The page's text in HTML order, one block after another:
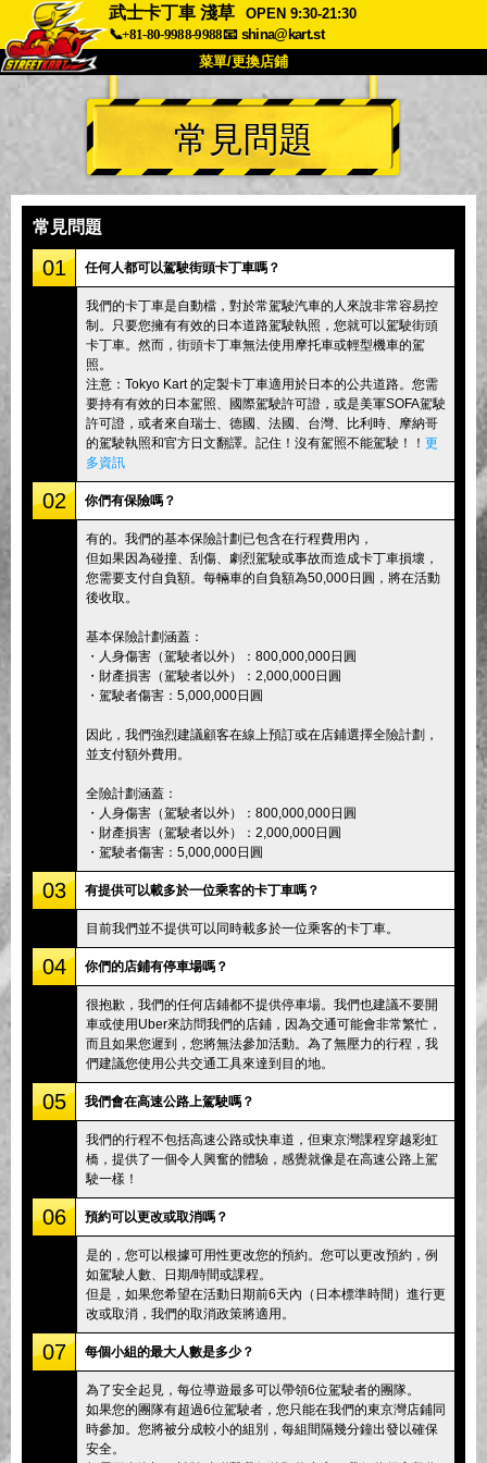
武士卡丁車 淺草
OPEN 9:30-21:30
📞+81-80-9988-9988📧 shina@kart.st
菜單/更換店鋪
首頁
關於我們 規格 價格
顧客評價
公司
更換店鋪
東京 品川 #1 東京 秋葉原 #1
東京 秋葉原 #2 東京 澀谷
東京 澀谷分店
東京 淺草 大阪
沖繩
常見問題
常見問題
01 任何人都可以駕駛街頭卡丁車嗎？
我們的卡丁車是自動檔，對於常駕駛汽車的人來說非常容易控
制。只要您擁有有效的日本道路駕駛執照，您就可以駕駛街頭
卡丁車。然而，街頭卡丁車無法使用摩托車或輕型機車的駕
照。
注意：Tokyo Kart 的定製卡丁車適用於日本的公共道路。您需
要持有有效的日本駕照、國際駕駛許可證，或是美軍SOFA駕駛
許可證，或者來自瑞士、德國、法國、台灣、比利時、摩納哥
的駕駛執照和官方日文翻譯。記住！沒有駕照不能駕駛！！ 更
多資訊
02 你們有保險嗎？
有的。我們的基本保險計劃已包含在行程費用內，
但如果因為碰撞、刮傷、劇烈駕駛或事故而造成卡丁車損壞，
您需要支付自負額。每輛車的自負額為50,000日圓，將在活動
後收取。
基本保險計劃涵蓋：
・人身傷害（駕駛者以外）：800,000,000日圓
・財產損害（駕駛者以外）：2,000,000日圓
・駕駛者傷害：5,000,000日圓
因此，我們強烈建議顧客在線上預訂或在店鋪選擇全險計劃，
並支付額外費用。
全險計劃涵蓋：
・人身傷害（駕駛者以外）：800,000,000日圓
・財產損害（駕駛者以外）：2,000,000日圓
・駕駛者傷害：5,000,000日圓
03 有提供可以載多於一位乘客的卡丁車嗎？
目前我們並不提供可以同時載多於一位乘客的卡丁車。
04 你們的店鋪有停車場嗎？
很抱歉，我們的任何店鋪都不提供停車場。我們也建議不要開
車或使用Uber來訪問我們的店鋪，因為交通可能會非常繁忙，
而且如果您遲到，您將無法參加活動。為了無壓力的行程，我
們建議您使用公共交通工具來達到目的地。
05 我們會在高速公路上駕駛嗎？
我們的行程不包括高速公路或快車道，但東京灣課程穿越彩虹
橋，提供了一個令人興奮的體驗，感覺就像是在高速公路上駕
駛一樣！
06 預約可以更改或取消嗎？
是的，您可以根據可用性更改您的預約。您可以更改預約，例
如駕駛人數、日期/時間或課程。
但是，如果您希望在活動日期前6天內（日本標準時間）進行更
改或取消，我們的取消政策將適用。
07 每個小組的最大人數是多少？
為了安全起見，每位導遊最多可以帶領6位駕駛者的團隊。
如果您的團隊有超過6位駕駛者，您只能在我們的東京灣店鋪同
時參加。您將被分成較小的組別，每組間隔幾分鐘出發以確保
安全。